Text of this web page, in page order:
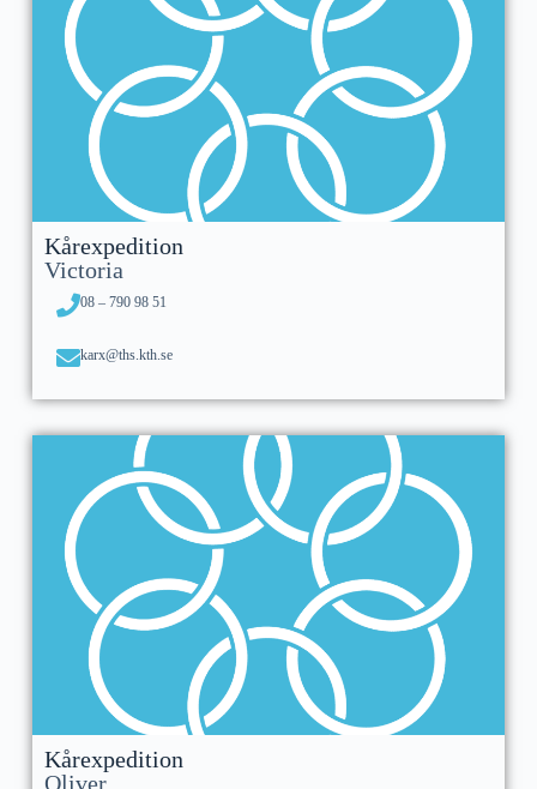
Kårexpedition
Victoria
08 – 790 98 51
karx@ths.kth.se
Kårexpedition
Oliver